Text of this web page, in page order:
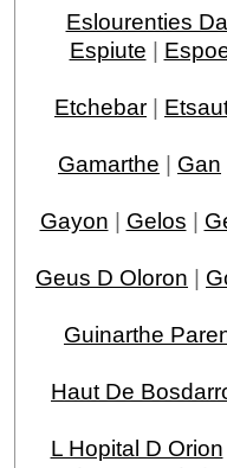
Eslourenties
Espiute |
Etchebar |
Gamarthe | Gan
Gayon | Gelos |
Geus D Oloron |
Guinarthe
Haut De
L Hopital D Orion